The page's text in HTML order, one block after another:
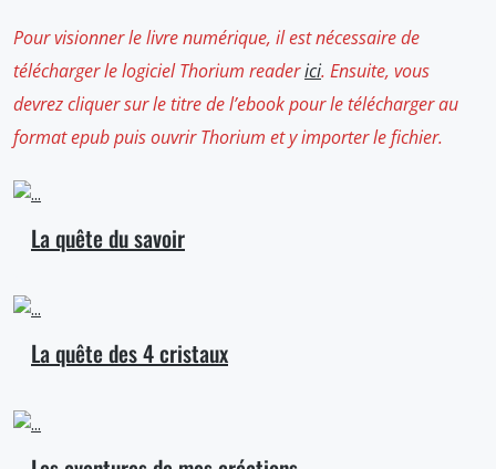
Pour visionner le livre numérique, il est nécessaire de
télécharger le logiciel Thorium readerici. Ensuite, vous
devrez cliquer sur le titre de l’ebook pour le télécharger au
format epub puis ouvrir Thorium et y importer le fichier.
La quête du savoir
La quête des 4 cristaux